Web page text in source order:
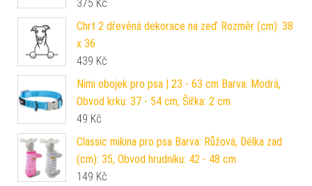
375 Kč
Chrt 2 dřevěná dekorace na zeď Rozměr (cm): 38
x 36
439 Kč
Nimi obojek pro psa | 23 - 63 cm Barva: Modrá,
Obvod krku: 37 - 54 cm, Šířka: 2 cm
49 Kč
Classic mikina pro psa Barva: Růžová, Délka zad
(cm): 35, Obvod hrudníku: 42 - 48 cm
149 Kč